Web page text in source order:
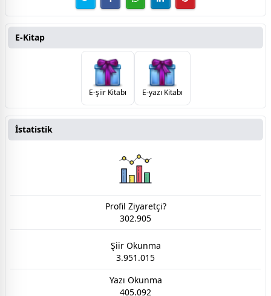
E-Kitap
E-şiir Kitabı E-yazı Kitabı
İstatistik
Profil Ziyaretçi?
302.905
Şiir Okunma
3.951.015
Yazı Okunma
405.092